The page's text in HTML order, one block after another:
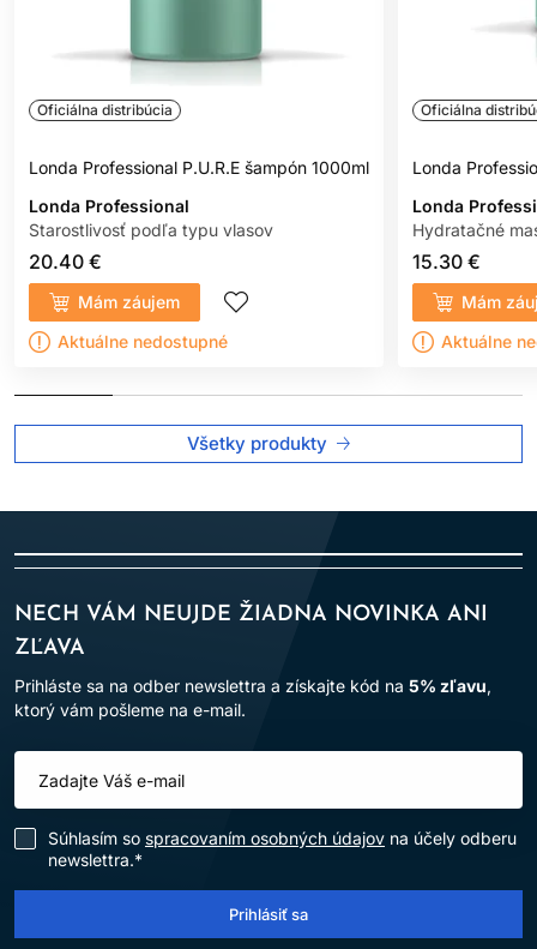
Oficiálna distribúcia
Londa Professional P.U.R.E šampón 1000ml
Londa Professional
Starostlivosť podľa typu vlasov
20.40 €
Mám záujem
Aktuálne nedostupné
Oficiálna
Londa
Londa
Hydratačné
15.30 €
Mám
Aktuálne
Všetky produkty
NECH VÁM NEUJDE ŽIADNA NOVINKA ANI
ZĽAVA
Prihláste sa na odber newslettra a získajte kód na 5% zľavu,
ktorý vám pošleme na e-mail.
Súhlasím so spracovaním osobných údajov na účely odberu
newslettra.*
Prihlásiť sa